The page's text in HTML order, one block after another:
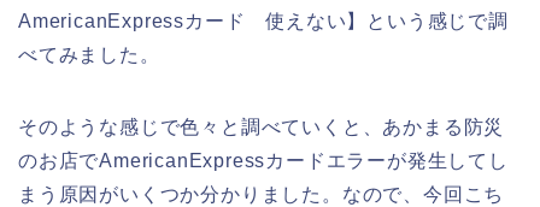
AmericanExpressカード 使えない】という感じで調
べてみました。
そのような感じで色々と調べていくと、あかまる防災
のお店でAmericanExpressカードエラーが発生してし
まう原因がいくつか分かりました。なので、今回こち